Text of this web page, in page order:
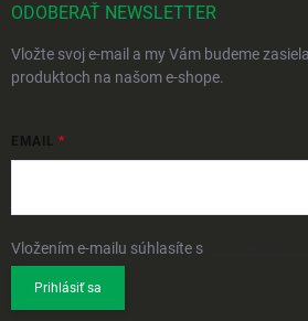
ODOBERAŤ NEWSLETTER
Vložte svoj e-mail a my Vám budeme
produktoch na našom e-shope.
EMAIL
Vložením e-mailu súhlasíte s
Prihlásiť sa